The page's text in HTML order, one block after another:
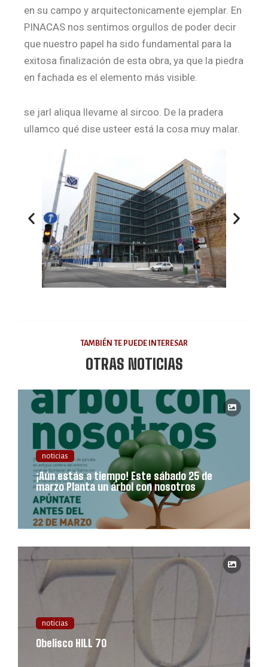
en su campo y arquitectonicamente ejemplar. En
PINACAS nos sentimos orgullos de poder decir
que nuestro papel ha sido fundamental para la
exitosa finalización de esta obra, ya que la piedra
en fachada es el elemento más visible.
se jarl aliqua llevame al sircoo. De la pradera
ullamco qué dise usteer está la cosa muy malar.
TAMBIÉN TE PUEDE INTERESAR
OTRAS NOTICIAS
noticias
¡Aún estás a tiempo! Este sábado 25 de
marzo Planta un árbol con nosotros
noticias
Obelisco HILL 70